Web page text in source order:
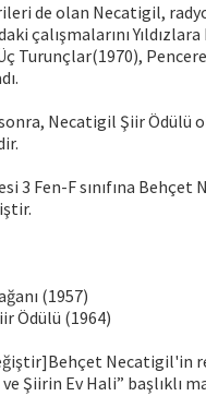
de olan Necatigil,
çalışmalarını
Turunçlar(1970),
Necatigil Şiir Ödülü
3 Fen-F sınıfına Behçet
(1957)
Ödülü (1964)
Necatigil'in
Şiirin Ev Hali” başlıklı